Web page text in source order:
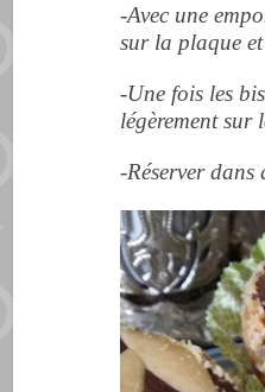
-Avec une
sur la plaque
-Une fois les
légèrement sur
-Réserver dans